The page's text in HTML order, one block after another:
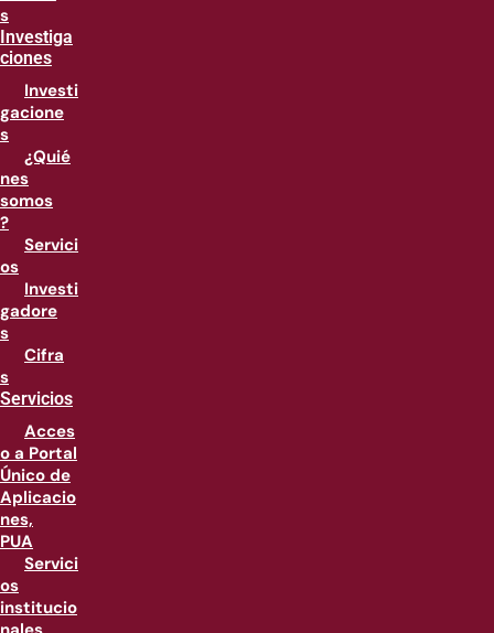
s
Investiga
ciones
Investi
gacione
s
¿Quié
nes
somos
?
Servici
os
Investi
gadore
s
Cifra
s
Servicios
Acces
o a Portal
Único de
Aplicacio
nes,
PUA
Servici
os
institucio